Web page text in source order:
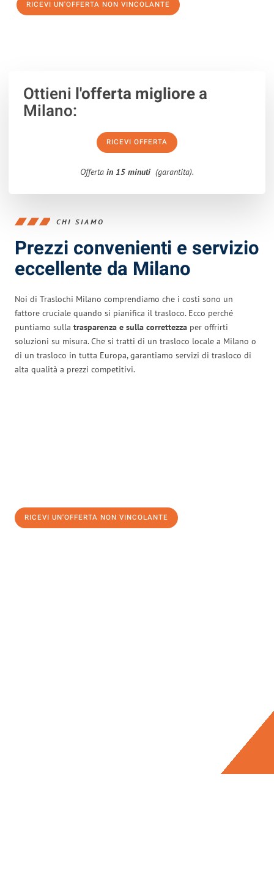
RICEVI UN'OFFERTA NON VINCOLANTE
Ottieni l'offerta migliorea
Milano:
RICEVI OFFERTA
Offerta in 15 minuti (garantita).
CHI SIAMO
Prezzi convenienti e servizio
eccellente da Milano
Noi di Traslochi Milano comprendiamo che i costi sono un
fattore cruciale quando si pianifica il trasloco. Ecco perché
puntiamo sulla trasparenza e sulla correttezza per offrirti
soluzioni su misura. Che si tratti di un trasloco locale a Milano o
di un trasloco in tutta Europa, garantiamo servizi di trasloco di
alta qualità a prezzi competitivi.
RICEVI UN'OFFERTA NON VINCOLANTE